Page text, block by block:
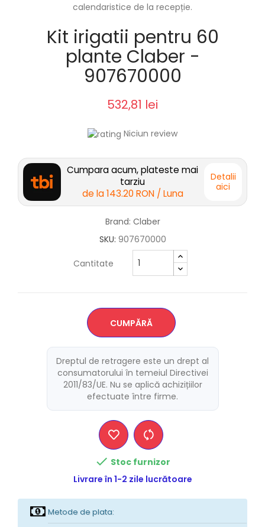
calendaristice de la recepție.
Kit irigatii pentru 60
plante Claber -
907670000
532,81 lei
Niciun review
Cumpara acum, plateste mai
tarziu
de la 143.20 RON / Luna
Detalii
aici
Brand: Claber
SKU: 907670000
Cantitate
CUMPĂRĂ
Dreptul de retragere este un drept al
consumatorului în temeiul Directivei
2011/83/UE. Nu se aplică achizițiilor
efectuate între firme.
 Stoc furnizor
Livrare în 1-2 zile lucrătoare
Metode de plata: